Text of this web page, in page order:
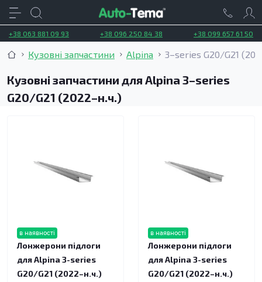
+38 063 881 09 93 +38 096 250 84 38 +38 099 657 61 50
Кузовні запчастини Alpina 3–series G20/G21
Кузовні запчастини для Alpina 3–series
G20/G21 (2022–н.ч.)
в наявності
Лонжерони підлоги
для Alpina 3-series
G20/G21 (2022–н.ч.)
в наявності
Лонжерони підлоги
для Alpina 3-series
G20/G21 (2022–н.ч.)